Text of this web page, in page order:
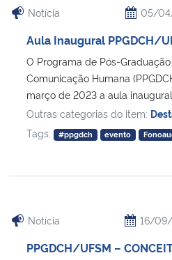
Notícia 05/
Aula Inaugural PPGDCH/
O Programa de Pós-
Comunicação Humana
março de 2023 a aula
Outras categorias do item:
Tags:
#ppgdch evento
Notícia 16/
PPGDCH/UFSM –